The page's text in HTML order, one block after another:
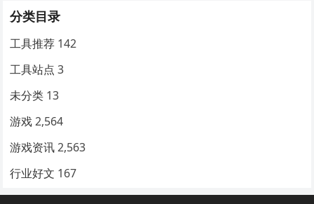
分类目录
工具推荐 142
工具站点 3
未分类 13
游戏 2,564
游戏资讯 2,563
行业好文 167